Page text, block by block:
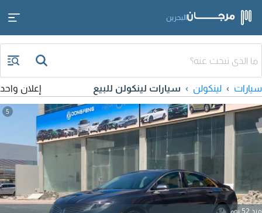
البحرين
سيارات لينكولن سيارات لينكولن للبيع إعلان واحد
5
منذ 52 يوم